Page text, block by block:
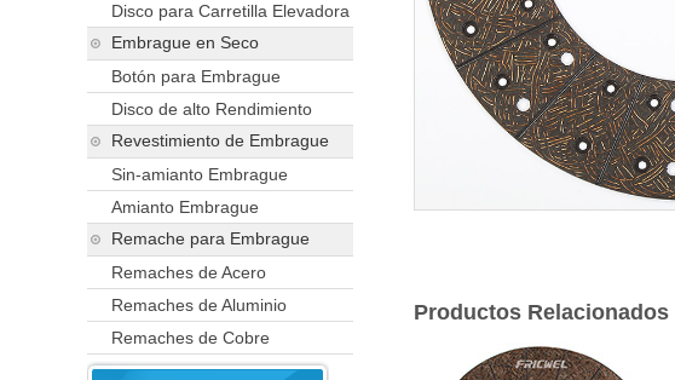
Productos Relacionados
Disco para Carretilla Elevadora
Embrague en Seco
Botón para Embrague
Disco de alto Rendimiento
Revestimiento de Embrague
Sin-amianto Embrague
Amianto Embrague
Remache para Embrague
Remaches de Acero
Remaches de Aluminio
Remaches de Cobre